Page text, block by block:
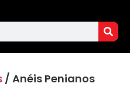
/ Anéis Penianos